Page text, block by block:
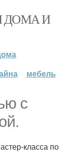
ДОМА И
мебель
с
класса по